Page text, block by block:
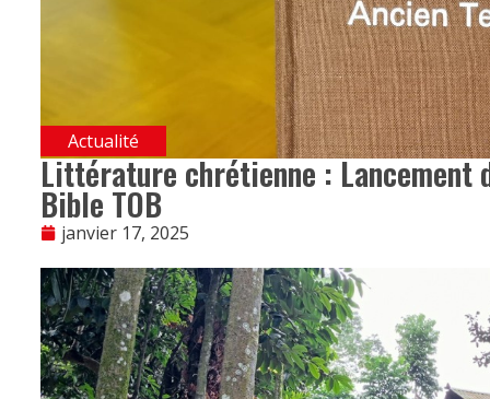
Actualité
Littérature chrétienne : Lancement
Bible TOB
janvier 17, 2025